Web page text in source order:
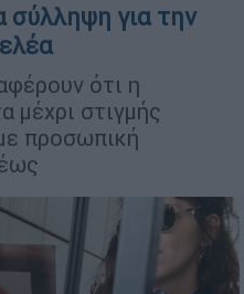
για την
ότι η
μέχρι στιγμής
προσωπική